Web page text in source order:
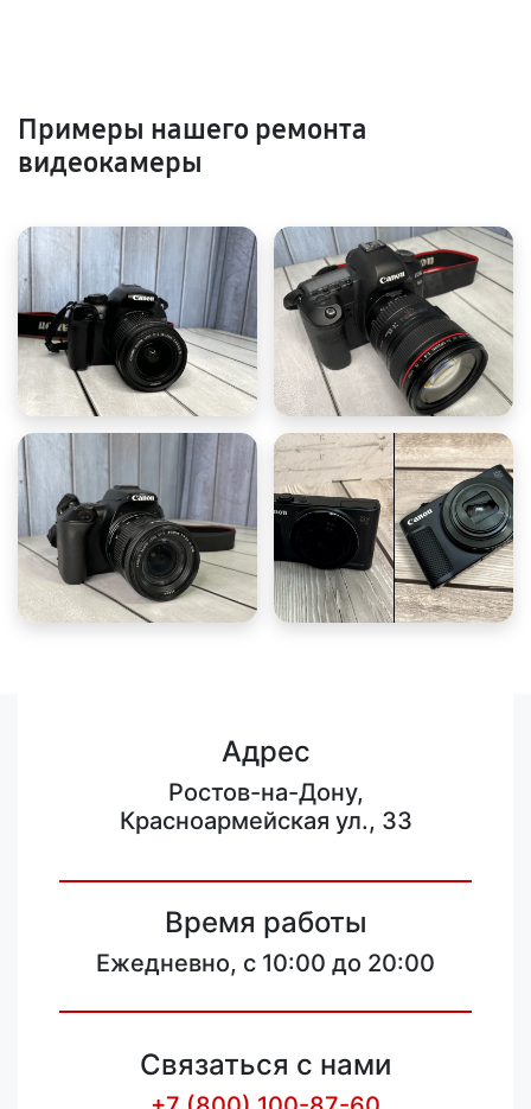
Примеры нашего ремонта
видеокамеры
Адрес
Ростов-на-Дону,
Красноармейская ул., 33
Время работы
Ежедневно, с 10:00 до 20:00
Связаться с нами